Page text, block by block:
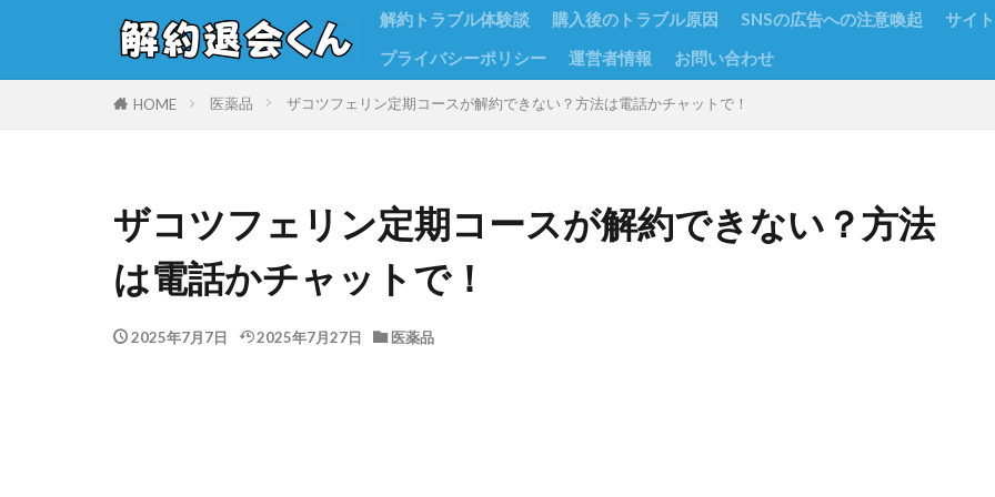
解約トラブル体験談 購入後のトラブル原因 SNSの広告への注意喚起
サイ
プライバシーポリシー
運営者情報 お問い合わせ
HOME 医薬品 ザコツフェリン定期コースが解約できない？方法は電話かチャットで！
ザコツフェリン定期コースが解約できない？方法
は電話かチャットで！
2025年7月7日 2025年7月27日 医薬品